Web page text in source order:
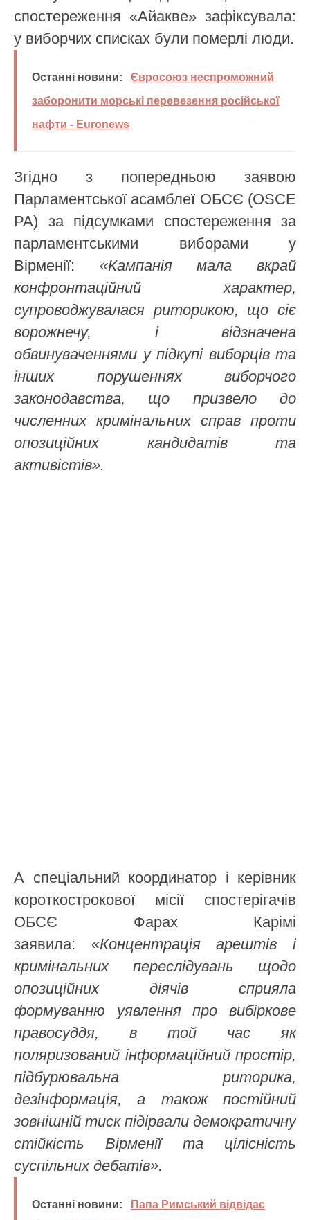
спостереження «Айакве» зафіксувала:
у виборчих списках були померлі люди.
Останні новини:
Євросоюз неспроможний
заборонити морські перевезення російської
нафти - Euronews
Згідно з попередньою заявою
Парламентської асамблеї ОБСЄ (OSCE
PA) за підсумками спостереження за
парламентськими виборами у
Вірменії: «Кампанія мала вкрай
конфронтаційний характер,
супроводжувалася риторикою, що сіє
ворожнечу, і відзначена
обвинуваченнями у підкупі виборців та
інших порушеннях виборчого
законодавства, що призвело до
численних кримінальних справ проти
опозиційних кандидатів та
активістів».
А спеціальний координатор і керівник
короткострокової місії спостерігачів
ОБСЄ Фарах Карімі
заявила: «Концентрація арештів і
кримінальних переслідувань щодо
опозиційних діячів сприяла
формуванню уявлення про вибіркове
правосуддя, в той час як
поляризований інформаційний простір,
підбурювальна риторика,
дезінформація, а також постійний
зовнішній тиск підірвали демократичну
стійкість Вірменії та цілісність
суспільних дебатів».
Останні новини:
Папа Римський відвідає